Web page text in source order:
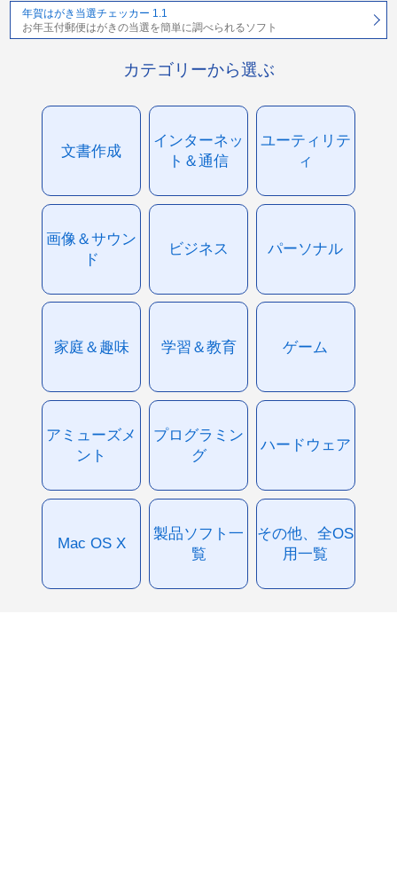
年賀はがき当選チェッカー 1.1
お年玉付郵便はがきの当選を簡単に調べられるソフト
カテゴリーから選ぶ
文書作成
インターネッ
ト＆通信
ユーティリテ
ィ
画像＆サウン
ド
ビジネス パーソナル
家庭＆趣味 学習＆教育 ゲーム
アミューズメ
ント
プログラミン
グ
ハードウェア
Mac OS X
製品ソフト一
覧
その他、全OS
用一覧